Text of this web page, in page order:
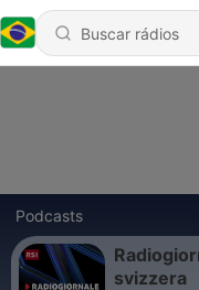
Podcasts
svizzera